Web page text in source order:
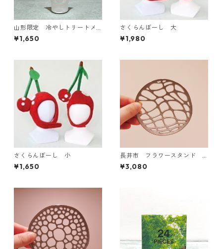
山形限定 冷やしトリートメ
ント はじめました
¥1,650
さくらんぼーし 大
¥1,980
さくらんぼーし 小
¥1,650
長井市 フラワースタンド
水面
¥3,080